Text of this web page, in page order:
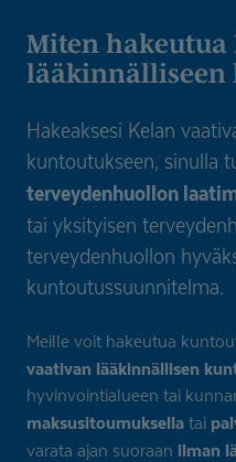
Miten hakeutua Kelan vaativaan
lääkinnäl­liseen
Hakeaksesi Kelan
kuntoutukseen, sinulla
terveydenhuollon
tai yksityisen
terveydenhuollon
kuntoutussuunnitelma.
Meille voit hakeutua
vaativan lääkinnällisen
hyvinvointialueen tai
maksusitoumuksella tai
varata ajan suoraan ilman